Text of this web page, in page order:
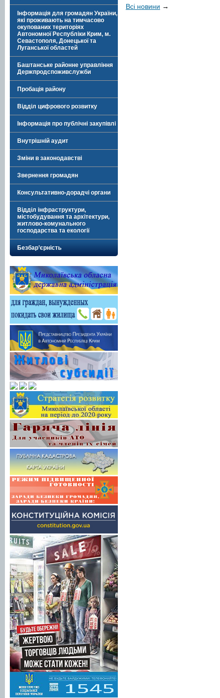
Інформація для громадян України,
які проживають на тимчасово
окупованих територіях
Автономної Республіки Крим, м.
Севастополя, Донецької та
Луганської областей
Баштанське районне управління
Держпродспоживслужби
Пробація району
Відділ цифрового розвитку
Інформація про публічні закупівлі
Внутрішній аудит
Зміни в законодавстві
Звернення громадян
Консультативно-дорадчі органи
Відділ інфраструктури,
містобудування та архітектури,
житлово-комунального
господарства та екології
Безбар’єрність
Всі новини →